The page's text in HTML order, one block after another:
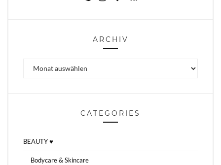
ARCHIV
CATEGORIES
BEAUTY ♥
Bodycare & Skincare